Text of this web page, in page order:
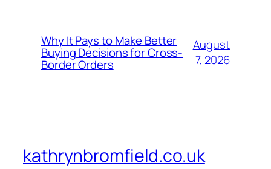
Why It Pays to Make Better
Buying Decisions for Cross-
Border Orders
August
7, 2026
kathrynbromfield.co.uk